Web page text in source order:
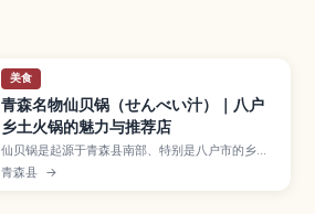
美食
青森名物仙贝锅（せんべい汁）｜八户
乡土火锅的魅力与推荐店
仙贝锅是起源于青森县南部、特别是八户市的乡土
锅物，将专用南部仙贝加入高汤中慢煮，口感弹牙
又暖胃。文章说明仙贝锅的特色与历史、常见食材
青森县 →